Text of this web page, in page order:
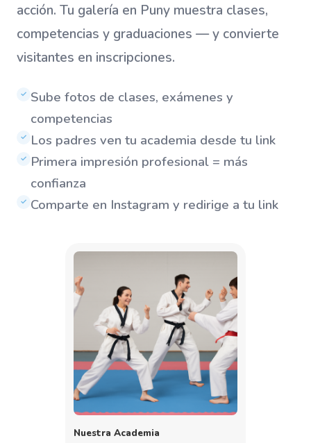
acción. Tu galería en Puny muestra clases,
competencias y graduaciones — y convierte
visitantes en inscripciones.
✓ Sube fotos de clases, exámenes y
competencias
✓ Los padres ven tu academia desde tu link
✓ Primera impresión profesional = más
confianza
✓ Comparte en Instagram y redirige a tu link
Nuestra Academia